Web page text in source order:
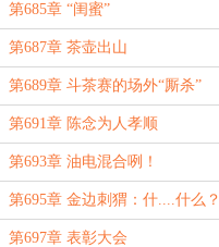
第685章 “闺蜜”
第687章 茶壶出山
第689章 斗茶赛的场外“厮杀”
第691章 陈念为人孝顺
第693章 油电混合咧！
第695章 金边刺猬：什....什么？
（目瞪口呆）
第697章 表彰大会